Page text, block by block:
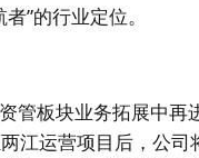
”的行业定位。
管板块业务拓展中
运营项目后，公司